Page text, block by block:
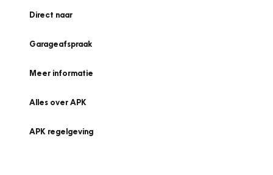
Direct naar
Garageafspraak
Meer informatie
Alles over APK
APK regelgeving